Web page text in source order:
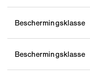
Beschermingsklasse
Beschermingsklasse